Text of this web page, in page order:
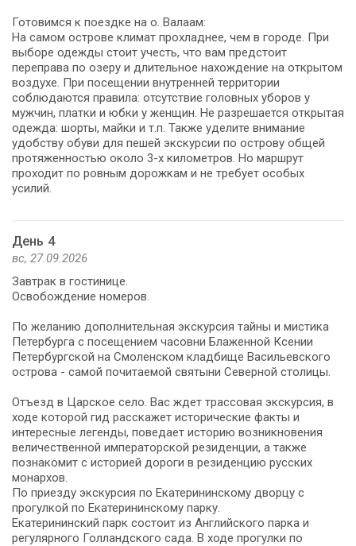
Готовимся к поездке на о. Валаам:
На самом острове климат прохладнее, чем в городе. При
выборе одежды стоит учесть, что вам предстоит
переправа по озеру и длительное нахождение на открытом
воздухе. При посещении внутренней территории
соблюдаются правила: отсутствие головных уборов у
мужчин, платки и юбки у женщин. Не разрешается открытая
одежда: шорты, майки и т.п. Также уделите внимание
удобству обуви для пешей экскурсии по острову общей
протяженностью около 3-х километров. Но маршрут
проходит по ровным дорожкам и не требует особых
усилий.
День 4
вс, 27.09.2026
Завтрак в гостинице.
Освобождение номеров.
По желанию дополнительная экскурсия тайны и мистика
Петербурга с посещением часовни Блаженной Ксении
Петербургской на Смоленском кладбище Васильевского
острова - самой почитаемой святыни Северной столицы.
Отъезд в Царское село. Вас ждет трассовая экскурсия, в
ходе которой гид расскажет исторические факты и
интересные легенды, поведает историю возникновения
величественной императорской резиденции, а также
познакомит с историей дороги в резиденцию русских
монархов.
По приезду экскурсия по Екатерининскому дворцу с
прогулкой по Екатерининскому парку.
Екатерининский парк состоит из Английского парка и
регулярного Голландского сада. В ходе прогулки по